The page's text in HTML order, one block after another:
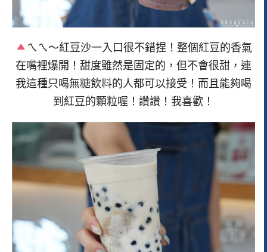
ㄟㄟ～紅豆沙一入口很不錯捏！整個紅豆的香氣
在嘴裡爆開！甜度雖然是固定的，但不會很甜，連
我這種只喝無糖飲料的人都可以接受！而且能夠喝
到紅豆的顆粒喔！讚讚！我喜歡！